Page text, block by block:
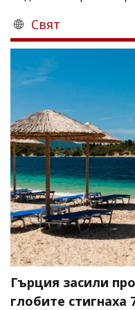
Свят
Гърция засили
глобите стигнаха